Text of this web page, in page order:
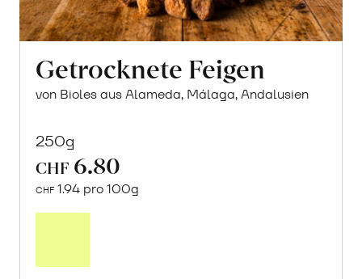
Getrocknete Feigen
von Bioles aus Alameda, Málaga, Andalusien
250g
CHF 6.80
CHF 1.94 pro 100g